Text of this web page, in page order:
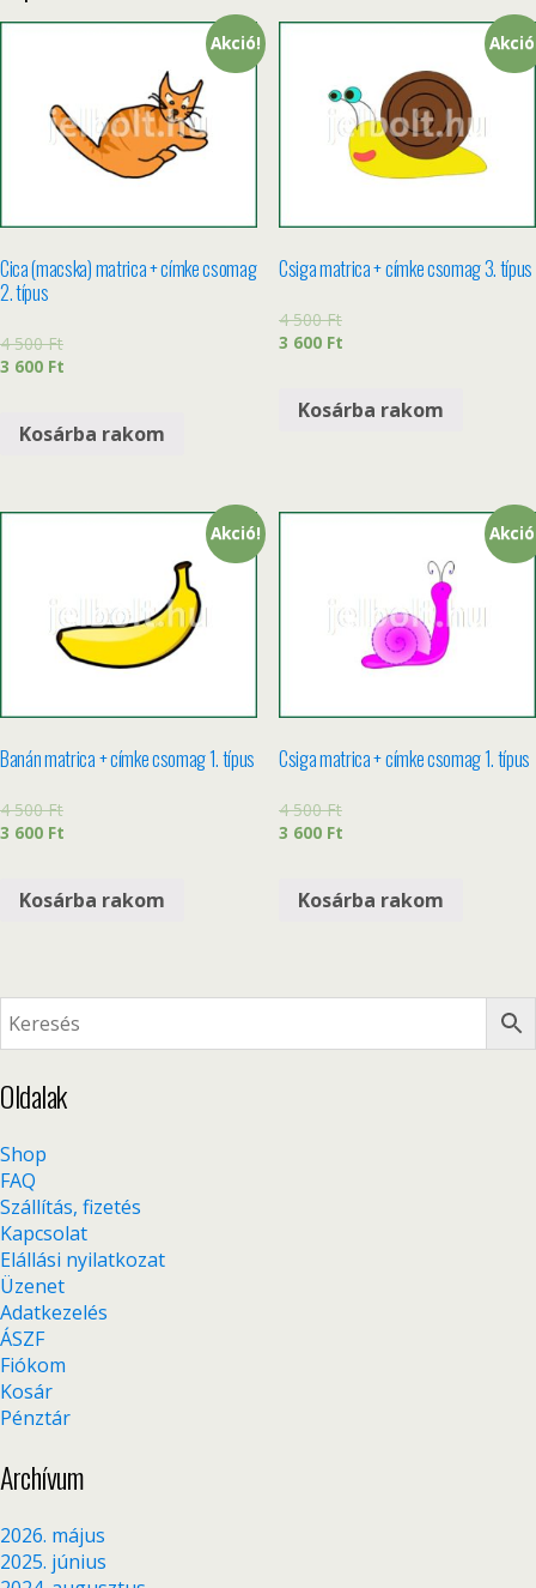
Akció!
Cica (macska) matrica + címke csomag
2. típus
4 500Ft
3 600 Ft
Kosárba rakom
Csiga matrica + címke csomag 3. típus
4 500Ft
3 600 Ft
Kosárba rakom
Akció!
Banán matrica + címke csomag 1. típus
4 500Ft
3 600 Ft
Kosárba rakom
Csiga matrica + címke csomag 1. típus
4 500Ft
3 600 Ft
Kosárba rakom
Oldalak
Shop
FAQ
Szállítás, fizetés
Kapcsolat
Elállási nyilatkozat
Üzenet
Adatkezelés
ÁSZF
Fiókom
Kosár
Pénztár
Archívum
2026. május
2025. június